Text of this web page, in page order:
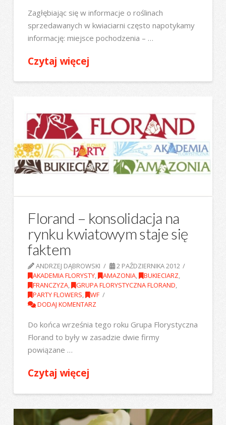
Zagłębiając się w informacje o roślinach
sprzedawanych w kwiaciarni często napotykamy
informację: miejsce pochodzenia – …
Czytaj więcej
Florand – konsolidacja na
rynku kwiatowym staje się
faktem
ANDRZEJ DĄBROWSKI
2 PAŹDZIERNIKA 2012
AKADEMIA FLORYSTY, AMAZONIA, BUKIECIARZ,
FRANCZYZA, GRUPA FLORYSTYCZNA FLORAND,
PARTY FLOWERS, WF
DODAJ KOMENTARZ
Do końca września tego roku Grupa Florystyczna
Florand to były w zasadzie dwie firmy
powiązane …
Czytaj więcej